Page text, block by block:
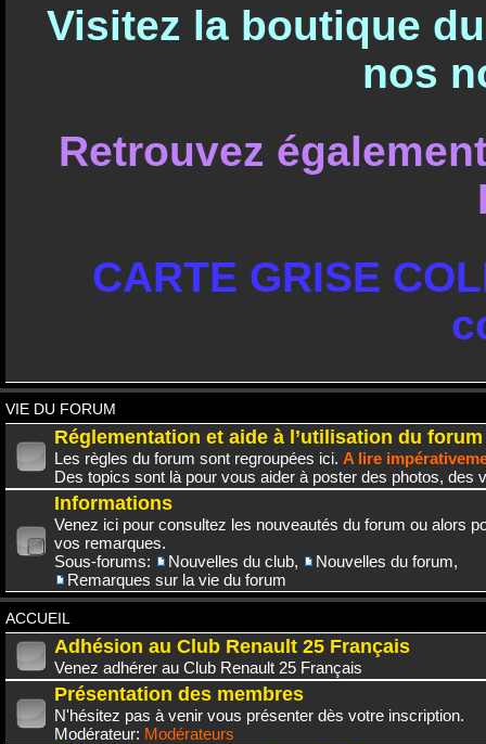
Visitez la boutique
nos
Retrouvez
CARTE GRISE
VIE DU FORUM
Réglementation et aide à l’utilisation du forum
Les règles du forum sont regroupées ici. A lire
Des topics sont là pour vous aider à poster des photos, des
Informations
Venez ici pour consultez les nouveautés du forum ou alors
vos remarques.
Sous-forums:
Nouvelles du club, Nouvelles du forum,
Remarques sur la vie du forum
ACCUEIL
Adhésion au Club Renault 25 Français
Venez adhérer au Club Renault 25 Français
Présentation des membres
N'hésitez pas à venir vous présenter dès votre inscription.
Modérateur: Modérateurs